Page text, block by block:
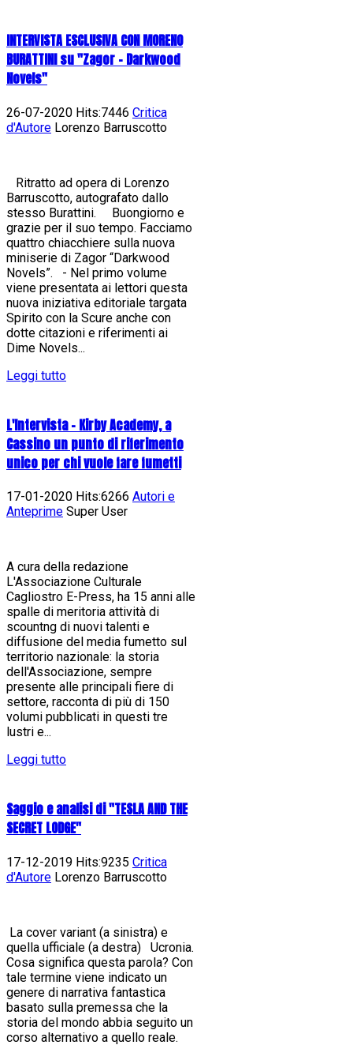
INTERVISTA ESCLUSIVA CON MORENO
BURATTINI su "Zagor - Darkwood
Novels"
26-07-2020 Hits:7446 Critica
d'Autore Lorenzo Barruscotto
Ritratto ad opera di Lorenzo
Barruscotto, autografato dallo
stesso Burattini. Buongiorno e
grazie per il suo tempo. Facciamo
quattro chiacchiere sulla nuova
miniserie di Zagor “Darkwood
Novels”. - Nel primo volume
viene presentata ai lettori questa
nuova iniziativa editoriale targata
Spirito con la Scure anche con
dotte citazioni e riferimenti ai
Dime Novels...
Leggi tutto
L'Intervista - Kirby Academy, a
Cassino un punto di riferimento
unico per chi vuole fare fumetti
17-01-2020 Hits:6266 Autori e
Anteprime Super User
A cura della redazione
L'Associazione Culturale
Cagliostro E-Press, ha 15 anni alle
spalle di meritoria attività di
scountng di nuovi talenti e
diffusione del media fumetto sul
territorio nazionale: la storia
dell'Associazione, sempre
presente alle principali fiere di
settore, racconta di più di 150
volumi pubblicati in questi tre
lustri e...
Leggi tutto
Saggio e analisi di "TESLA AND THE
SECRET LODGE"
17-12-2019 Hits:9235 Critica
d'Autore Lorenzo Barruscotto
La cover variant (a sinistra) e
quella ufficiale (a destra) Ucronia.
Cosa significa questa parola? Con
tale termine viene indicato un
genere di narrativa fantastica
basato sulla premessa che la
storia del mondo abbia seguito un
corso alternativo a quello reale.